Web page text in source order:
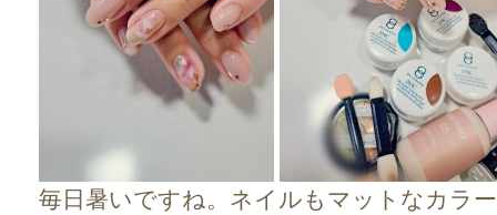
毎日暑いですね。ネイルもマットなカラ